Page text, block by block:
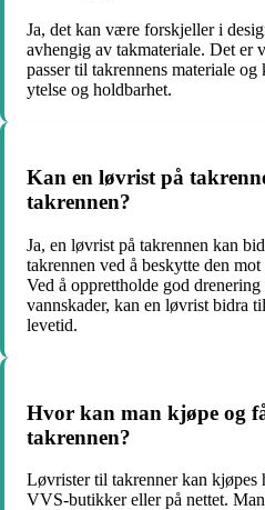
Ja, det kan være forskjeller i
avhengig av takmateriale. Det er
passer til takrennens materiale
ytelse og holdbarhet.
Kan en løvrist på
takrennen?
Ja, en løvrist på takrennen kan
takrennen ved å beskytte den
Ved å opprettholde god
vannskader, kan en løvrist bidra
levetid.
Hvor kan man kjøpe og
takrennen?
Løvrister til takrenner kan kjøpes
VVS-butikker eller på nettet.